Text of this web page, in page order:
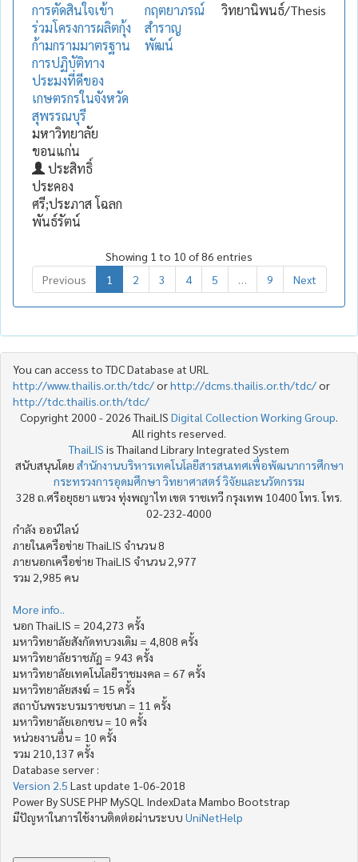
การตัดสินใจเข้า
ร่วมโครงการผลิตกุ้ง
ก้ามกรามมาตรฐาน
การปฏิบัติทาง
ประมงที่ดีของ
เกษตรกรในจังหวัด
สุพรรณบุรี
มหาวิทยาลัย
ขอนแก่น
ประสิทธิ์
ประคอง
ศรี;ประภาส โฉลก
พันธ์รัตน์
กฤตยาภรณ์
สำราญ
พัฒน์
วิทยานิพนธ์/Thesis
Showing 1 to 10 of 86 entries
Previous
1 2 3 4 5 9 Next
You can access to TDC Database at URL
http://www.thailis.or.th/tdc/orhttp://dcms.thailis.or.th/tdc/or
http://tdc.thailis.or.th/tdc/
Copyright 2000 - 2026 ThaiLIS Digital Collection Working Group
All rights reserved.
ThaiLIS is Thailand Library Integrated System
สนับสนุนโดย สำนักงานบริหารเทคโนโลยีสารสนเทศเพื่อพัฒนาการศึกษา
กระทรวงการอุดมศึกษา วิทยาศาสตร์ วิจัยและนวัตกรรม
328 ถ.ศรีอยุธยา แขวง ทุ่งพญาไท เขต ราชเทวี กรุงเทพ 10400 โทร. โทร.
02-232-4000
กำลัง ออน์ไลน์
ภายในเครือข่าย ThaiLIS จำนวน 8
ภายนอกเครือข่าย ThaiLIS จำนวน 2,977
รวม 2,985 คน
More info..
นอก ThaiLIS = 204,273 ครั้ง
มหาวิทยาลัยสังกัดทบวงเดิม = 4,808 ครั้ง
มหาวิทยาลัยราชภัฏ = 943 ครั้ง
มหาวิทยาลัยเทคโนโลยีราชมงคล = 67 ครั้ง
มหาวิทยาลัยสงฆ์ = 15 ครั้ง
สถาบันพระบรมราชชนก = 11 ครั้ง
มหาวิทยาลัยเอกชน = 10 ครั้ง
หน่วยงานอื่น = 10 ครั้ง
รวม 210,137 ครั้ง
Database server :
Version 2.5 Last update 1-06-2018
Power By SUSE PHP MySQL IndexData Mambo Bootstrap
มีปัญหาในการใช้งานติดต่อผ่านระบบ UniNetHelp